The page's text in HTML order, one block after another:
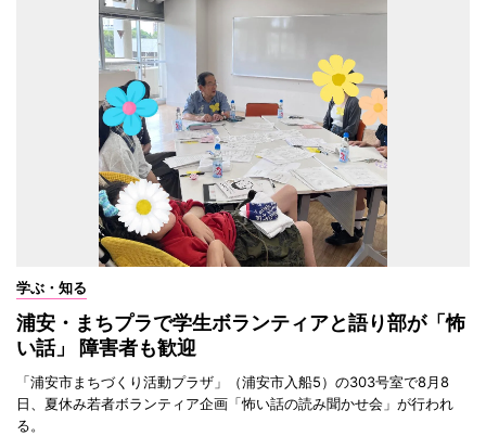
学ぶ・知る
浦安・まちプラで学生ボランティアと語り部が「怖
い話」 障害者も歓迎
「浦安市まちづくり活動プラザ」（浦安市入船5）の303号室で8月8
日、夏休み若者ボランティア企画「怖い話の読み聞かせ会」が行われ
る。